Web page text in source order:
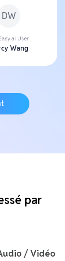
DW
User
Wang
par
/ Vidéo